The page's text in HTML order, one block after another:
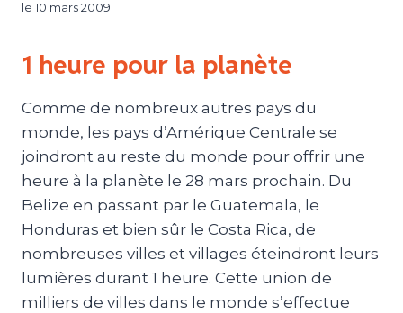
le 10 mars 2009
1 heure pour la planète
Comme de nombreux autres pays du
monde, les pays d’Amérique Centrale se
joindront au reste du monde pour offrir une
heure à la planète le 28 mars prochain. Du
Belize en passant par le Guatemala, le
Honduras et bien sûr le Costa Rica, de
nombreuses villes et villages éteindront leurs
lumières durant 1 heure. Cette union de
milliers de villes dans le monde s’effectue